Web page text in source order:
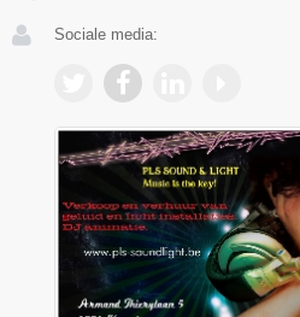
Sociale media: